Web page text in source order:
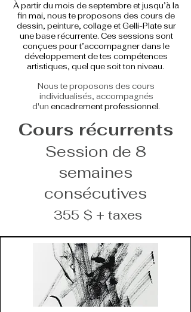
À partir du mois de septembre et jusqu’à la
fin mai, nous te proposons des cours de
dessin, peinture, collage et Gelli-Plate sur
une base récurrente. Ces sessions sont
conçues pour t’accompagner dans le
développement de tes compétences
artistiques, quel que soit ton niveau.
Nous te proposons des cours
individualisés, accompagnés
d'un encadrement professionnel.
Cours récurrents
Session de 8
semaines
consécutives
355 $ + taxes